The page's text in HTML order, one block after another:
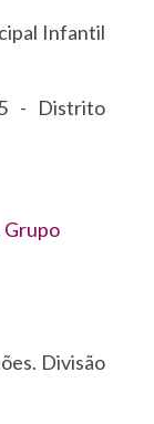
Infantil
- Distrito
Grupo
Divisão